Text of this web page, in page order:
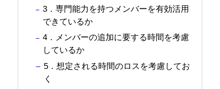
3．専門能力を持つメンバーを有効活用
できているか
4．メンバーの追加に要する時間を考慮
しているか
5．想定される時間のロスを考慮してお
く